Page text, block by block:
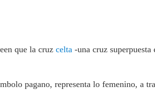
que la cruzcelta -una cruz
pagano, representa lo femenino, a